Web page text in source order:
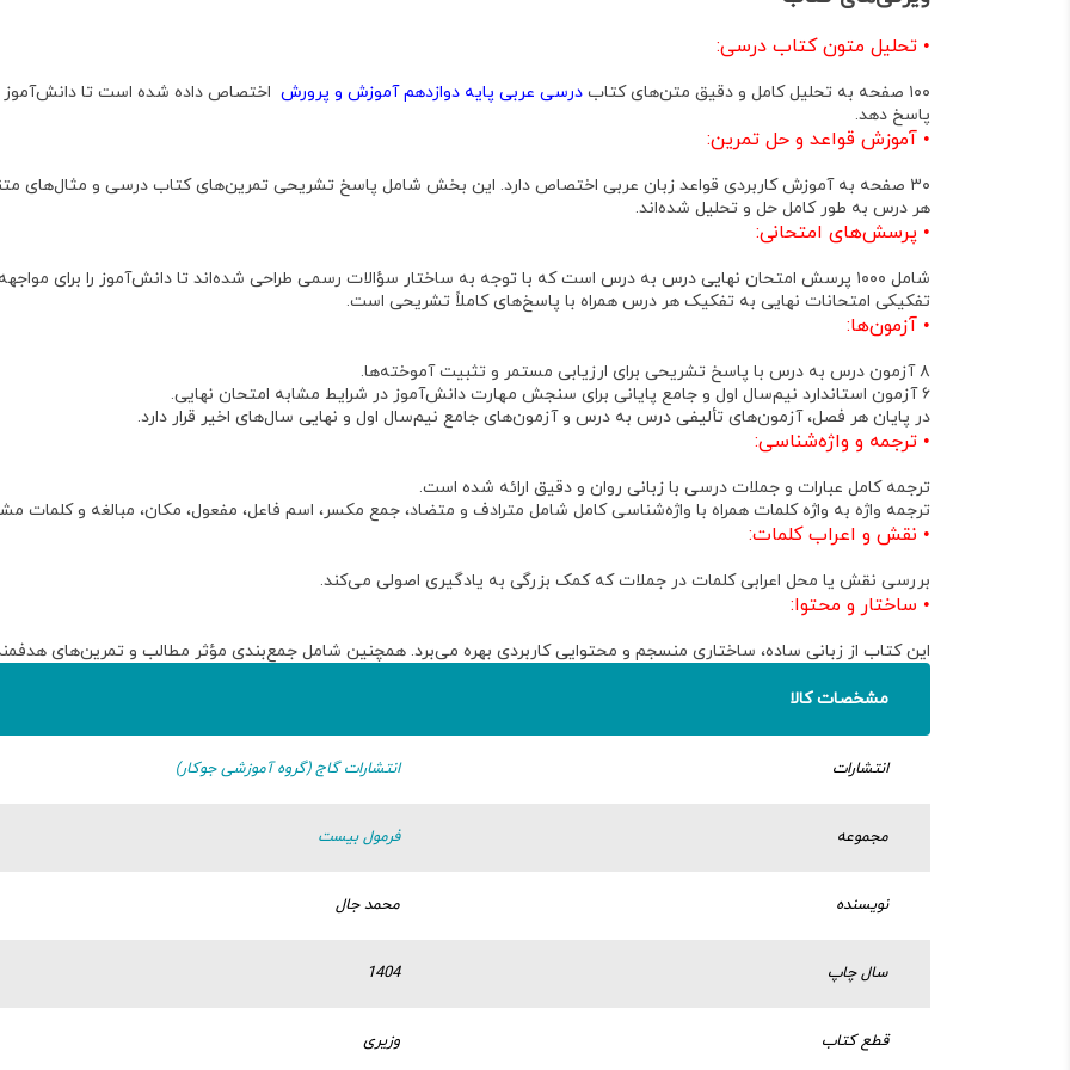
• تحلیل متون کتاب درسی:
۱۰۰ صفحه به تحلیل کامل و دقیق متن‌های کتاب درسی عربی پایه دوازدهم آموزش و پرورش اختصاص داده شده است تا دانش‌آموز
پاسخ دهد.
• آموزش قواعد و حل تمرین:
۳۰ صفحه به آموزش کاربردی قواعد زبان عربی اختصاص دارد. این بخش شامل پاسخ تشریحی تمرین‌های کتاب درسی و مثال‌های
هر درس به طور کامل حل و تحلیل شده‌اند.
• پرسش‌های امتحانی:
شامل ۱۰۰۰ پرسش امتحان نهایی درس به درس
است که با توجه به ساختار سؤالات رسمی طراحی شده‌اند تا دانش‌آموز را برای
تفکیکی امتحانات نهایی به تفکیک هر درس همراه با پاسخ‌های کاملاً تشریحی است.
• آزمون‌ها:
۸ آزمون درس به درس با پاسخ تشریحی
برای ارزیابی مستمر و تثبیت آموخته‌ها.
۶ آزمون استاندارد نیم‌سال اول و جامع پایانی
برای سنجش مهارت دانش‌آموز در شرایط مشابه امتحان نهایی.
در پایان هر فصل،آزمون‌های تألیفی درس به درس و آزمون‌های جامع نیم‌سال اول و نهایی سال‌های اخیر قرار دارد.
• ترجمه و واژه‌شناسی:
ترجمه کامل عبارات و جملات درسی با زبانی روان و دقیق ارائه شده است.
ترجمه واژه به واژه کلمات همراه با واژه‌شناسی کامل شامل مترادف و متضاد، جمع مکسر، اسم فاعل، مفعول، مکان، مبالغه و کلمات
• نقش و اعراب کلمات:
بررسی نقش یا محل اعرابی کلمات در جملاتکه کمک بزرگی به یادگیری اصولی می‌کند.
• ساختار و محتوا:
این کتاب از زبانی ساده، ساختاری منسجم و محتوایی کاربردی بهره می‌برد. همچنین شامل جمع‌بندی مؤثر مطالب و تمرین‌های
مشخصات کالا
انتشارات انتشارات گاج (گروه آموزشی جوکار)
مجموعه فرمول بیست
نویسنده محمد جال
سال چاپ 1404
قطع کتاب وزیری